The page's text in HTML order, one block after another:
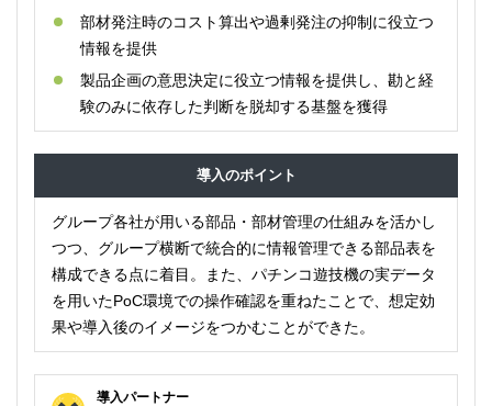
部材発注時のコスト算出や過剰発注の抑制に役立つ
情報を提供
製品企画の意思決定に役立つ情報を提供し、勘と経
験のみに依存した判断を脱却する基盤を獲得
導入のポイント
グループ各社が用いる部品・部材管理の仕組みを活かし
つつ、グループ横断で統合的に情報管理できる部品表を
構成できる点に着目。また、パチンコ遊技機の実データ
を用いたPoC環境での操作確認を重ねたことで、想定効
果や導入後のイメージをつかむことができた。
導入パートナー